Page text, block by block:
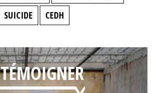
SUICIDE CEDH
TÉMOIGNER